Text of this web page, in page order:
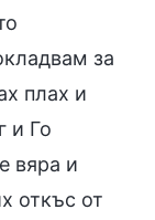
за
плах и
и Го
вяра и
откъс от